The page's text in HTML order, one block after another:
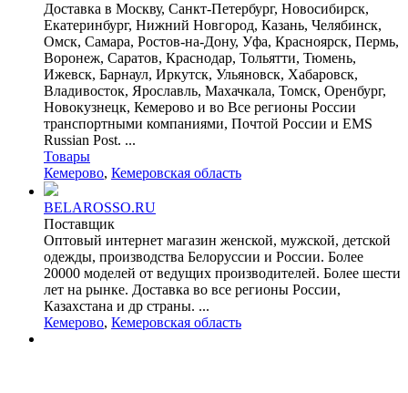
Доставка в Москву, Санкт-Петербург, Новосибирск,
Екатеринбург, Нижний Новгород, Казань, Челябинск,
Омск, Самара, Ростов-на-Дону, Уфа, Красноярск, Пермь,
Воронеж, Саратов, Краснодар, Тольятти, Тюмень,
Ижевск, Барнаул, Иркутск, Ульяновск, Хабаровск,
Владивосток, Ярославль, Махачкала, Томск, Оренбург,
Новокузнецк, Кемерово и во Все регионы России
транспортными компаниями, Почтой России и EMS
Russian Post. ...
Товары
Кемерово, Кемеровская область
BELAROSSO.RU
Поставщик
Оптовый интернет магазин женской, мужской, детской
одежды, производства Белоруссии и России. Более
20000 моделей от ведущих производителей. Более шести
лет на рынке. Доставка во все регионы России,
Казахстана и др страны. ...
Кемерово, Кемеровская область